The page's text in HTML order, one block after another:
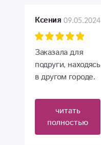
Ксения 09.05.2024
Заказала для
подруги, находясь
в другом городе.
высшем уровне.
Получатель
осталась очень
довольна))
читать
полностью